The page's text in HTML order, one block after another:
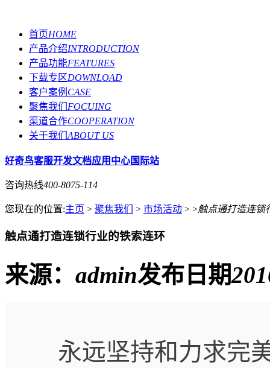
首页HOME
产品介绍INTRODUCTION
产品功能FEATURES
下载专区DOWNLOAD
客户案例 CASE
聚焦我们 FOCUING
渠道合作COOPERATION
关于我们 ABOUT US
好奇鸟客服开发文档应用中心国际站
咨询热线400-8075-114
您现在的位置:主页 > 聚焦我们 > 市场活动 > >触点通打造连锁
触点通打造连锁行业的铁索连环
来源： admin发布日期
永远坚持和力求完